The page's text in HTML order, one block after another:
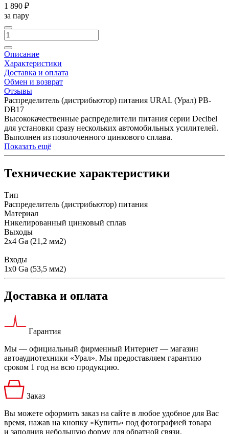
1 890 ₽
за пару
Описание
Характеристики
Доставка и оплата
Обмен и возврат
Отзывы
Распределитель (дистрибьютор) питания URAL (Урал) PB-
DB17
Высококачественные распределители питания серии Decibel
для установки сразу нескольких автомобильных усилителей.
Выполнен из позолоченного цинкового сплава.
Показать ещё
Технические характеристики
Тип
Распределитель (дистрибьютор) питания
Материал
Никелированный цинковый сплав
Выходы
2x4 Ga (21,2 мм2)
Входы
1x0 Ga (53,5 мм2)
Доставка и оплата
Гарантия
Мы — официальный фирменный Интернет — магазин
автоаудиотехники «Урал». Мы предоставляем гарантию
сроком 1 год на всю продукцию.
Заказ
Вы можете оформить заказ на сайте в любое удобное для Вас
время, нажав на кнопку «Купить» под фотографией товара
и заполнив небольшую форму для обратной связи.